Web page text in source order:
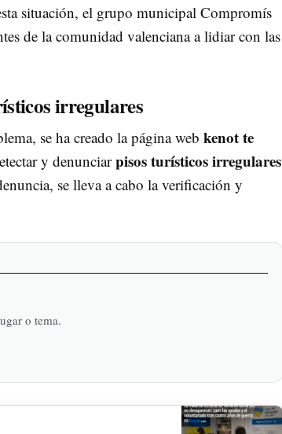
situación, el grupo municipal Compromís
de la comunidad valenciana a lidiar con las
irregulares
se ha creado la página web kenot te
y denunciarpisos turísticos irregulares
se lleva a cabo la verificación y
o tema.